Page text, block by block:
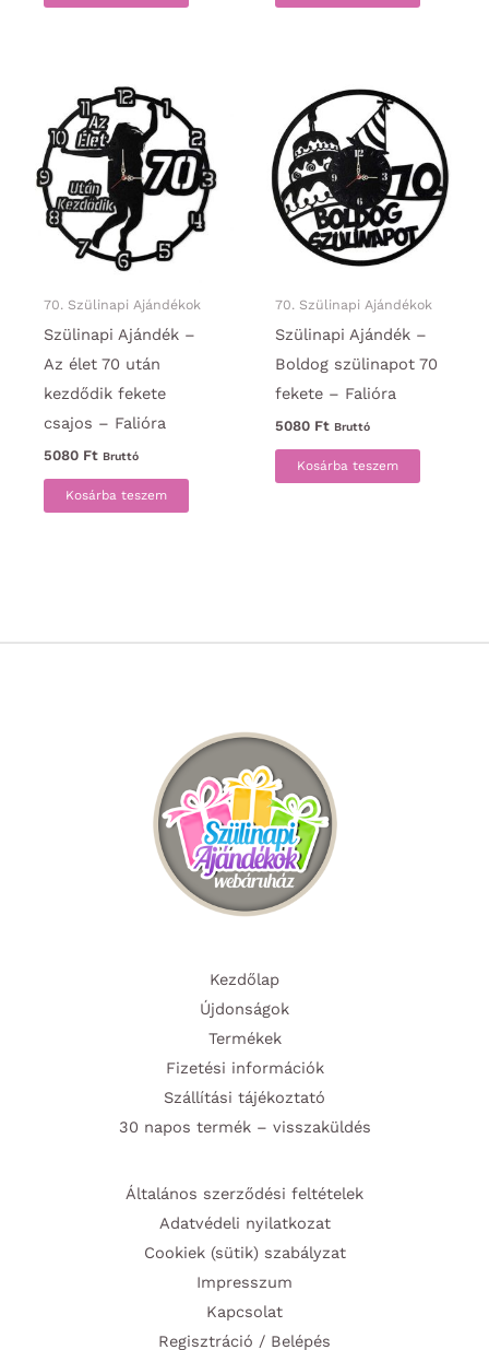
70. Szülinapi Ajándékok
Szülinapi Ajándék –
Az élet 70 után
kezdődik fekete
csajos – Falióra
5080 Ft Bruttó
Kosárba teszem
70. Szülinapi Ajándékok
Szülinapi Ajándék –
Boldog szülinapot 70
fekete – Falióra
5080 Ft Bruttó
Kosárba teszem
Kezdőlap
Újdonságok
Termékek
Fizetési információk
Szállítási tájékoztató
30 napos termék – visszaküldés
Általános szerződési feltételek
Adatvédeli nyilatkozat
Cookiek (sütik) szabályzat
Impresszum
Kapcsolat
Regisztráció / Belépés